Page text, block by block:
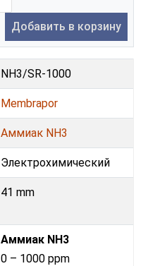
Добавить в корзину
NH3/SR-1000
Membrapor
Аммиак NH3
Электрохимический
41 mm
Аммиак NH3
0 – 1000 ppm